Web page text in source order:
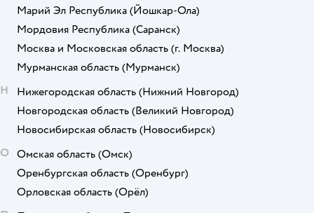
Марий Эл Республика (Йошкар-Ола)
Мордовия Республика (Саранск)
Москва и Московская область (г. Москва)
Мурманская область (Мурманск)
Н
Нижегородская область (Нижний Новгород)
Новгородская область (Великий Новгород)
Новосибирская область (Новосибирск)
О Омская область (Омск)
Оренбургская область (Оренбург)
Орловская область (Орёл)